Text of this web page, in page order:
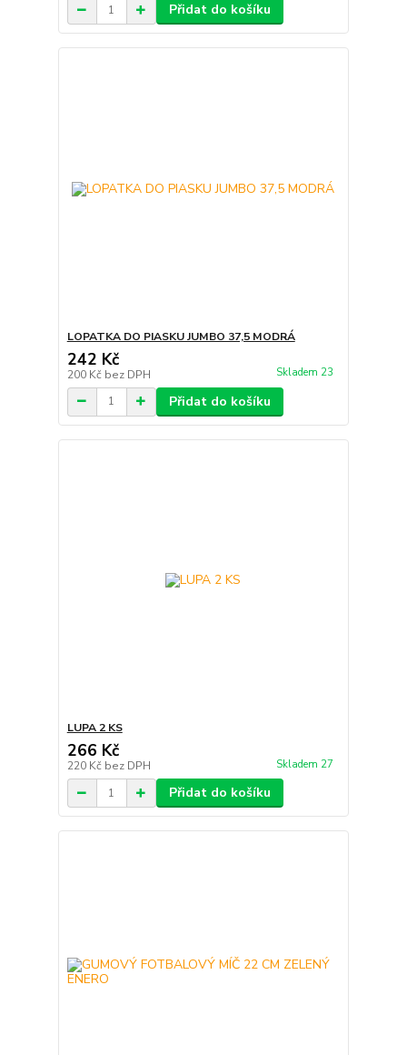
Přidat do košíku
LOPATKA DO PIASKU JUMBO 37,5 MODRÁ
242 Kč
200 Kč bez DPH Skladem 23
Přidat do košíku
LUPA 2 KS
266 Kč
220 Kč bez DPH Skladem 27
Přidat do košíku